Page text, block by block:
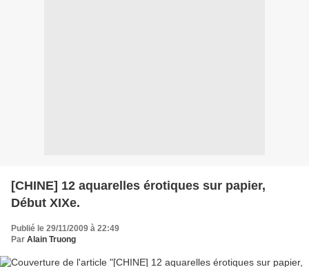
[CHINE] 12 aquarelles érotiques sur papier,
Début XIXe.
Publié le 29/11/2009 à 22:49
Par Alain Truong